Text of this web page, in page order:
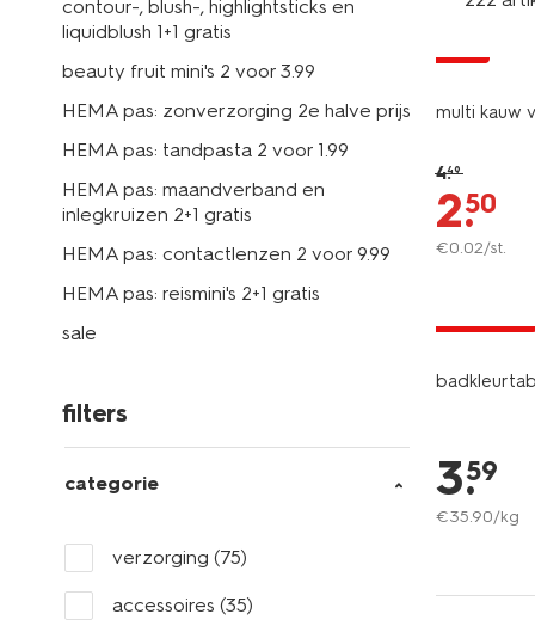
contour-, blush-, highlightsticks en
liquidblush 1+1 gratis
beauty fruit mini's 2 voor 3.99
HEMA pas: zonverzorging 2e halve prijs
HEMA pas: tandpasta 2 voor 1.99
HEMA pas: maandverband en
inlegkruizen 2+1 gratis
HEMA pas: contactlenzen 2 voor 9.99
HEMA pas: reismini's 2+1 gratis
sale
filters
categorie
verzorging (75)
accessoires (35)
multi kauw
4.49
2.
50
€0.02/st.
3.
59
€35.90/kg